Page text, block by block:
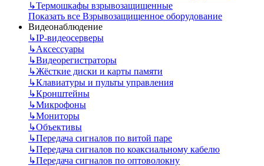
↳Термошкафы взрывозащищенные
Показать все Взрывозащищенное оборудование
Видеонаблюдение
↳IP-видеосерверы
↳Аксессуары
↳Видеорегистраторы
↳Жёсткие диски и карты памяти
↳Клавиатуры и пульты управления
↳Кронштейны
↳Микрофоны
↳Мониторы
↳Объективы
↳Передача сигналов по витой паре
↳Передача сигналов по коаксиальному кабелю
↳Передача сигналов по оптоволокну